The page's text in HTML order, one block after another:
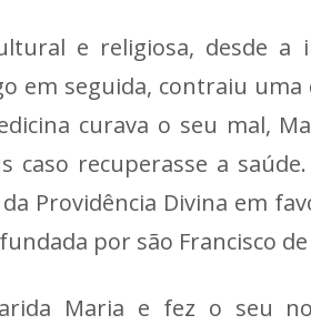
e religiosa, desde a
em seguida, contraiu
curava o seu mal,
caso recuperasse a
Providência Divina em
por são Francisco de
Maria e fez o seu